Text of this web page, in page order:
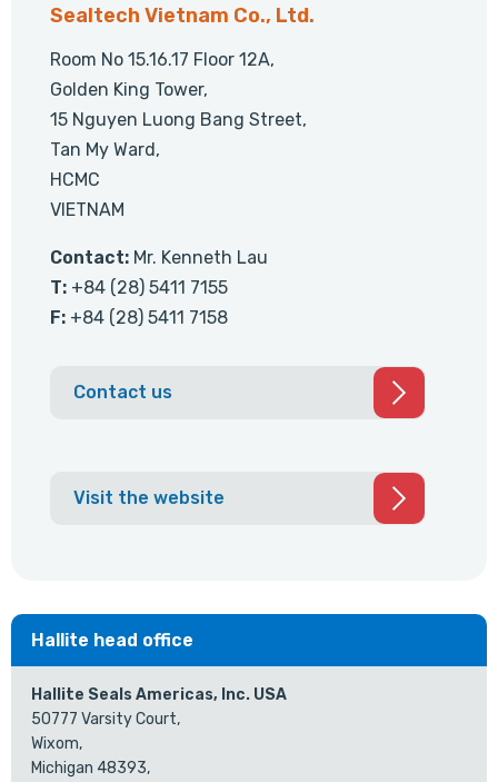
Sealtech Vietnam Co., Ltd.
Room No 15.16.17 Floor 12A,
Golden King Tower,
15 Nguyen Luong Bang Street,
Tan My Ward,
HCMC
VIETNAM
Contact: Mr. Kenneth Lau
T: +84 (28) 5411 7155
F: +84 (28) 5411 7158
Contact us
Visit the website
Hallite head office
Hallite Seals Americas, Inc. USA
50777 Varsity Court,
Wixom,
Michigan 48393,